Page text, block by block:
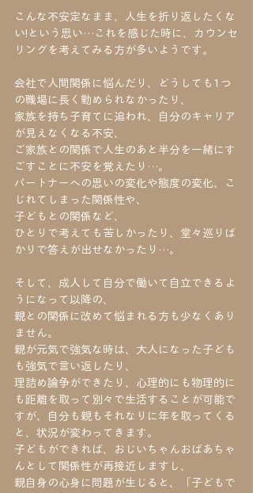
こんな不安定なまま、人生を折り返したくな
い!という思い…これを感じた時に、カウンセ
リングを考えてみる方が多いようです。
会社で人間関係に悩んだり、どうしても1つ
の職場に長く勤められなかったり、
家族を持ち子育てに追われ、自分のキャリア
が見えなくなる不安、
ご家族との関係で人生のあと半分を一緒にす
ごすことに不安を覚えたり…。
パートナーへの思いの変化や態度の変化、こ
じれてしまった関係性や、
子どもとの関係など、
ひとりで考えても苦しかったり、堂々巡りば
かりで答えが出せなかったり…。
そして、成人して自分で働いて自立できるよ
うになって以降の、
親との関係に改めて悩まれる方も少なくあり
ません。
親が元気で強気な時は、大人になった子ども
も強気で言い返したり、
理詰め論争ができたり、心理的にも物理的に
も距離を取って別々で生活することが可能で
すが、自分も親もそれなりに年を取ってくる
と、状況が変わってきます。
子どもができれば、おじいちゃんおばあちゃ
んとして関係性が再接近しますし、
親自身の心身に問題が生じると、「子どもで